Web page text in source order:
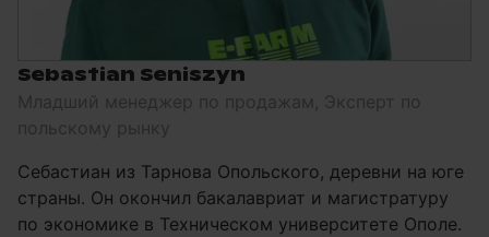
Sebastian Seniszyn
Младший менеджер по продажам, Эксперт по
польскому рынку
Себастиан из Тарнова Опольского, деревни на юге
страны. Он окончил бакалавриат и магистратуру
по экономике в Техническом университете Ополе.